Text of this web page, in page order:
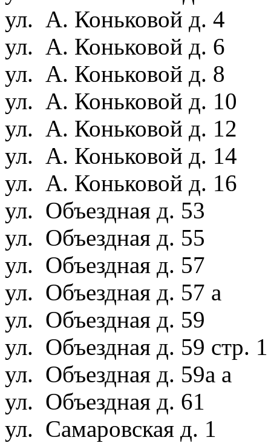
ул. А. Коньковой д. 4
ул. А. Коньковой д. 6
ул. А. Коньковой д. 8
ул. А. Коньковой д. 10
ул. А. Коньковой д. 12
ул. А. Коньковой д. 14
ул. А. Коньковой д. 16
ул. Объездная д. 53
ул. Объездная д. 55
ул. Объездная д. 57
ул. Объездная д. 57 а
ул. Объездная д. 59
ул. Объездная д. 59 стр.
ул. Объездная д. 59а а
ул. Объездная д. 61
ул. Самаровская д. 1